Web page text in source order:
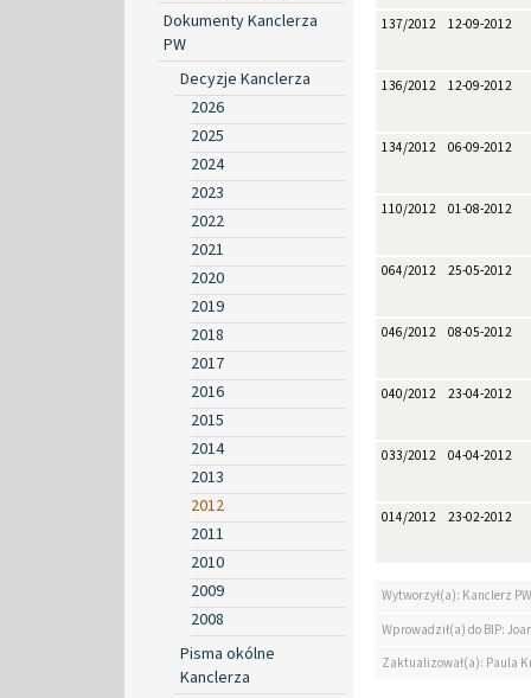
Dokumenty Kanclerza
PW
Decyzje Kanclerza
2026
2025
2024
2023
2022
2021
2020
2019
2018
2017
2016
2015
2014
2013
2012
2011
2010
2009
2008
Pisma okólne
Kanclerza
137/2012 12-09-2012
136/2012 12-09-2012
134/2012 06-09-2012
110/2012 01-08-2012
064/2012 25-05-2012
046/2012 08-05-2012
040/2012 23-04-2012
033/2012 04-04-2012
014/2012 23-02-2012
Wytworzył(a): Kanclerz PW
Wprowadził(a) do BIP:
Zaktualizował(a): Paula